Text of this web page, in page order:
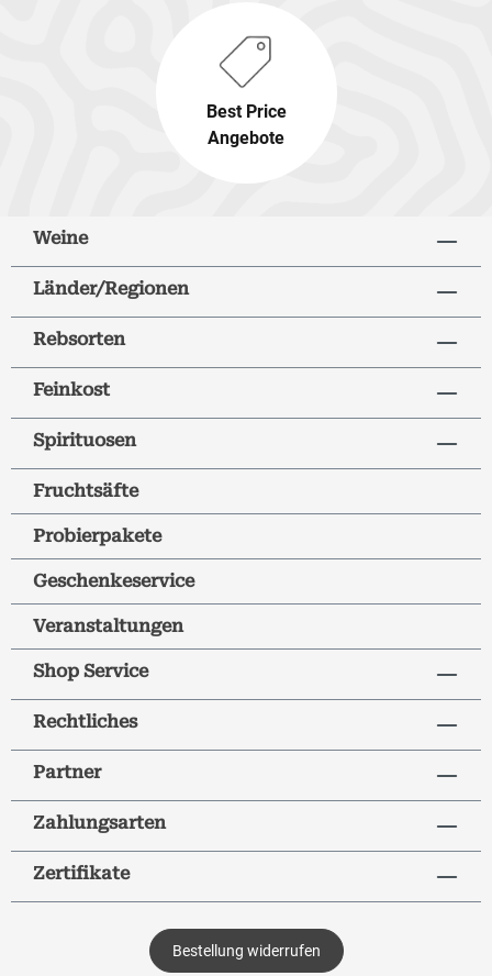
Best Price
Angebote
Weine
Länder/Regionen
Rebsorten
Feinkost
Spirituosen
Fruchtsäfte
Probierpakete
Geschenkeservice
Veranstaltungen
Shop Service
Rechtliches
Partner
Zahlungsarten
Zertifikate
Bestellung widerrufen